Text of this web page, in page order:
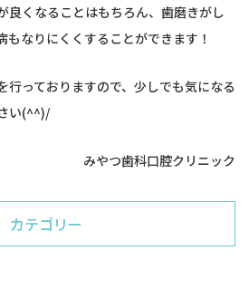
良くなることはもちろん、歯磨きがし
もなりにくくすることができます！
行っておりますので、少しでも気になる
い(^^)/
みやつ歯科口腔クリニック
カテゴリー